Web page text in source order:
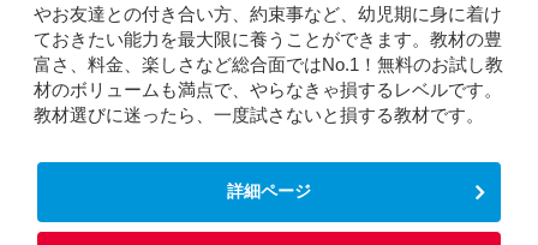
やお友達との付き合い方、約束事など、幼児期に身に着け
ておきたい能力を最大限に養うことができます。教材の豊
富さ、料金、楽しさなど総合面ではNo.1！無料のお試し教
材のボリュームも満点で、やらなきゃ損するレベルです。
教材選びに迷ったら、一度試さないと損する教材です。
詳細ページ